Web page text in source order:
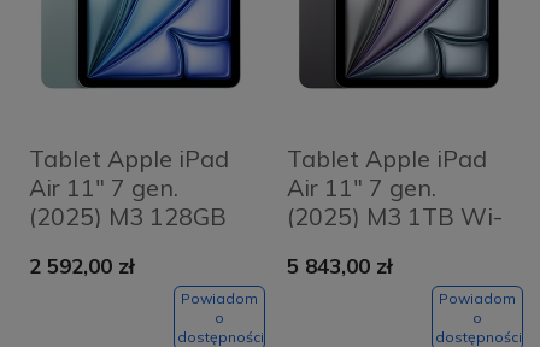
Tablet Apple iPad
Air 11" 7 gen.
(2025) M3 128GB
Blue
2 592,00 zł
Powiadom
o
dostępności
Tablet Apple iPad
Air 11" 7 gen.
(2025) M3 1TB Wi-
Gwiezdna szarość -
5 843,00 zł
Powiadom
o
dostępności